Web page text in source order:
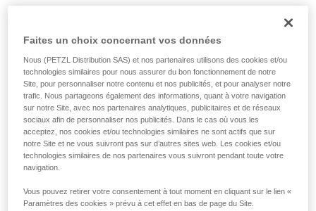
Risque de perte en cas de chute :jugulaire
en position résistance supérieure à 50 kg
Risque d’étranglement en cas d’accrochage
du casque :jugulaire en position résistance
inférieure à25 kg
Attention, votre casque est livré en position
Faites un choix concernant vos données
Nous (PETZL Distribution SAS) et nos partenaires utilisons des cookies et/ou
technologies similaires pour nous assurer du bon fonctionnement de notre
Site, pour personnaliser notre contenu et nos publicités, et pour analyser notre
trafic. Nous partageons également des informations, quant à votre navigation
sur notre Site, avec nos partenaires analytiques, publicitaires et de réseaux
sociaux afin de personnaliser nos publicités. Dans le cas où vous les
acceptez, nos cookies et/ou technologies similaires ne sont actifs que sur
notre Site et ne vous suivront pas sur d’autres sites web. Les cookies et/ou
technologies similaires de nos partenaires vous suivront pendant toute votre
navigation.
Vous pouvez retirer votre consentement à tout moment en cliquant sur le lien «
Paramètres des cookies » prévu à cet effet en bas de page du Site.